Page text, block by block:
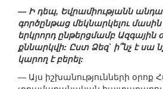
— Ի դեպ, Եվրամիությանն
գործընթաց մեկնարկելու
երկրորդ ընթերցմամբ Ազգային
քննարկվի: Ըստ Ձեզ` ի՞նչ է սա
կարող է բերել:
— Այս իշխանությունների օրոք